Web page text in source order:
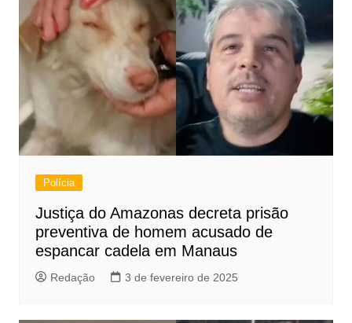
Polícia
Justiça do Amazonas decreta prisão
preventiva de homem acusado de
espancar cadela em Manaus
Redação 3 de fevereiro de 2025